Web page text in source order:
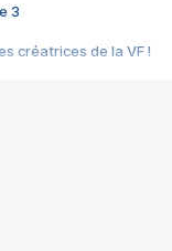
3
créatrices de la VF !